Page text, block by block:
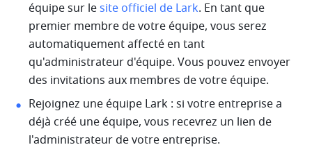
équipe sur le site officiel de Lark. En tant que
premier membre de votre équipe, vous serez
automatiquement affecté en tant
qu'administrateur d'équipe. Vous pouvez envoyer
des invitations aux membres de votre équipe.
Rejoignez une équipe Lark : si votre entreprise a
déjà créé une équipe, vous recevrez un lien de
l'administrateur de votre entreprise.